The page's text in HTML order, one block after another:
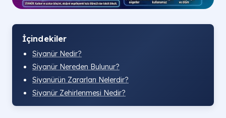
İçindekiler
Siyanür Nedir?
Siyanür Nereden Bulunur?
Siyanürün Zararları Nelerdir?
Siyanür Zehirlenmesi Nedir?